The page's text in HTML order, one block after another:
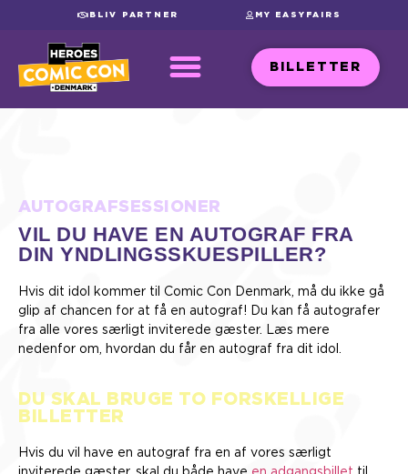
BLIV PARTNER MY EASYFAIRS
BILLETTER
AUTOGRAFSESSIONER
VIL DU HAVE EN AUTOGRAF FRA
DIN YNDLINGSSKUESPILLER?
Hvis dit idol kommer til Comic Con Denmark, må du ikke gå
glip af chancen for at få en autograf! Du kan få autografer
fra alle vores særligt inviterede gæster. Læs mere
nedenfor om, hvordan du får en autograf fra dit idol.
DU SKAL BRUGE TO FORSKELLIGE
BILLETTER
Hvis du vil have en autograf fra en af vores særligt